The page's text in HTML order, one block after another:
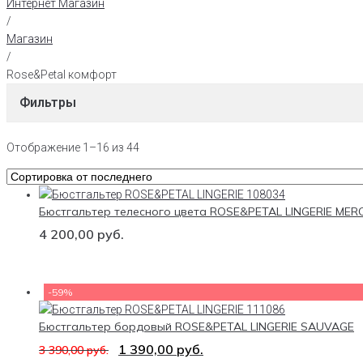
Интернет Магазин
/
Магазин
/
Rose&Petal комфорт
Фильтры
Отображение 1–16 из 44
Бюстгальтер телесного цвета ROSE&PETAL LINGERIE
4 200,00 руб.
-59%
Бюстгальтер бордовый ROSE&PETAL LINGERIE SAUVAGE
3 390,00руб. 1 390,00 руб.